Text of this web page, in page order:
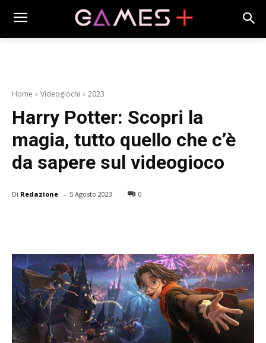
Home Videogiochi 2023
Harry Potter: Scopri la
magia, tutto quello che c’è
da sapere sul videogioco
Di Redazione - 5 Agosto 2023 0